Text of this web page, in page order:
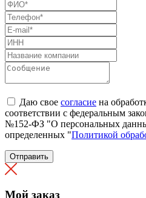
Даю свое согласие на
соответствии с федеральным
№152-ФЗ "О персональных
определенных "Политикой
Отправить
Мой заказ